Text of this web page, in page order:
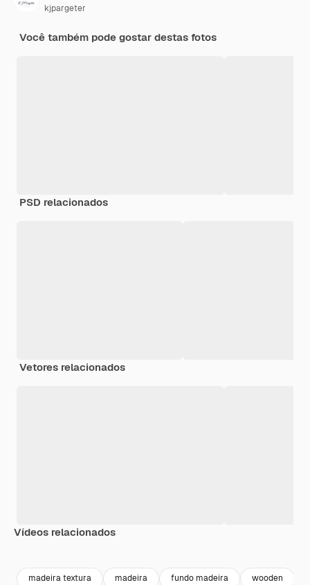
kjpargeter
Você também pode gostar destas fotos
PSD relacionados
Vetores relacionados
Vídeos relacionados
madeira textura madeira fundo madeira wooden